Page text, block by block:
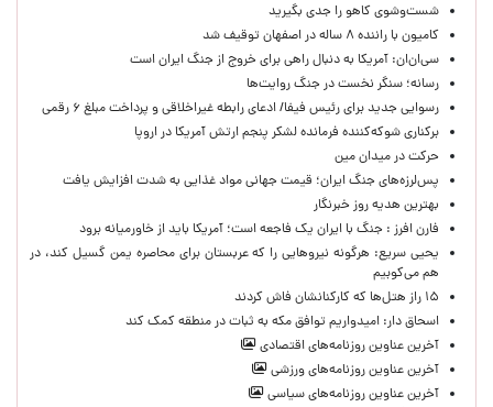
شست‌وشوی کاهو را جدی بگیرید
کامیون با راننده ۸ ساله در اصفهان توقیف شد
سی‌ان‌ان: آمریکا به دنبال راهی برای خروج از جنگ ایران است
رسانه؛ سنگر نخست در جنگ روایت‌ها
رسوایی جدید برای رئیس فیفا/ ادعای رابطه غیراخلاقی و پرداخت مبلغ ۶ رقمی
برکناری شوکه‌کننده فرمانده لشکر پنجم ارتش آمریکا در اروپا
حركت در ميدان مين
پس‌لرزه‌های جنگ ایران؛ قیمت جهانی مواد غذایی به شدت افزایش یافت
بهترین هدیه روز خبرنگار
فارن افرز : جنگ با ایران یک فاجعه است؛ آمریکا باید از خاورمیانه برود
یحیی سریع: هرگونه نیروهایی را که عربستان برای محاصره یمن گسیل کند، در
هم می‌کوبیم
۱۵ راز هتل‌ها که کارکنانشان فاش کردند
اسحاق دار: امیدواریم توافق مکه به ثبات در منطقه کمک کند
آخرین عناوین روزنامه‌های اقتصادی
آخرین عناوین روزنامه‌های ورزشی
آخرین عناوین روزنامه‌های سیاسی